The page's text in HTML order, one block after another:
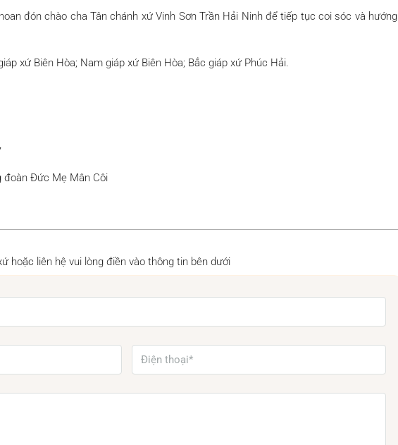
đón chào cha Tân chánh xứ Vinh Sơn Trần Hải Ninh để tiếp tục coi sóc và hướng
xứ Biên Hòa; Nam giáp xứ Biên Hòa; Bắc giáp xứ Phúc Hải.
đoàn Đức Mẹ Mân Côi
hoặc liên hệ vui lòng điền vào thông tin bên dưới